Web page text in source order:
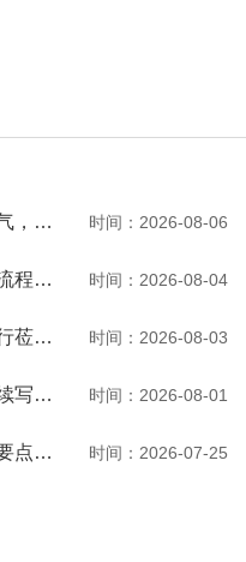
窗户别乱换！推拉窗实现全屋换气，观景通风两不误 时间：2026-08-06
新手换窗指南，门窗入户安装全流程一次性讲清 时间：2026-08-04
海口国家高新区工委书记李杉一行莅临河南贝迪考察交流 时间：2026-08-03
致敬八一：从军营到贝迪，他们续写荣光 时间：2026-08-01
解决推拉门变形卡顿漏风！避坑要点与选购秘诀 时间：2026-07-25